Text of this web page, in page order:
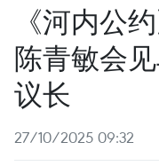
《河内公
陈青敏会
议长
27/10/2025 09:32